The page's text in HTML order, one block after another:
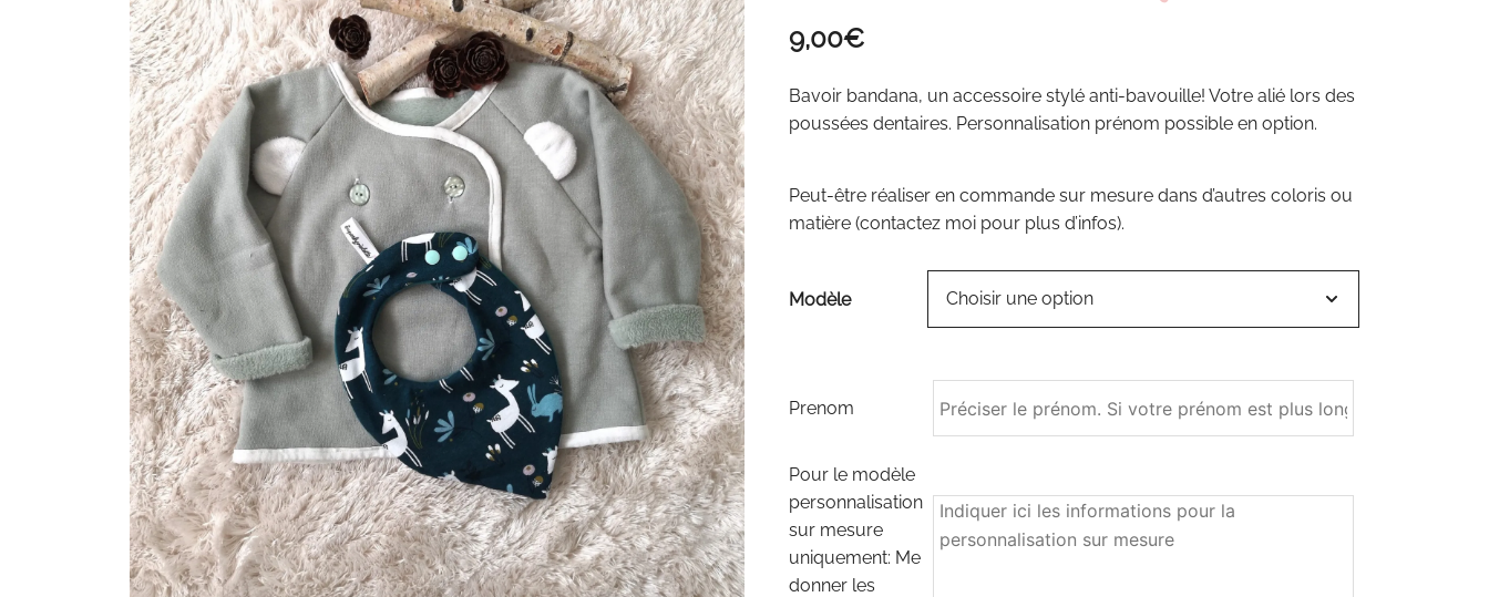
9,00€
Bavoir bandana, un accessoire stylé anti-bavouille! Votre alié lors des
poussées dentaires. Personnalisation prénom possible en option.
Peut-être réaliser en commande sur mesure dans d’autres coloris ou
matière (contactez moi pour plus d’infos).
Modèle
Prenom
Pour le modèle
personnalisation
sur mesure
uniquement: Me
donner les